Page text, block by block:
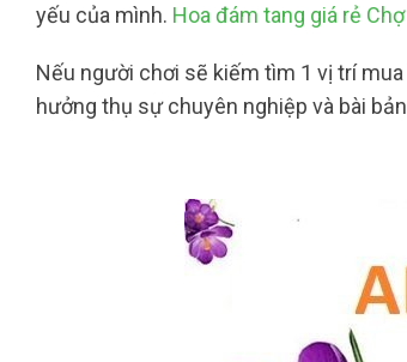
yếu của mình. Hoa đám tang giá rẻ
Nếu người chơi sẽ kiếm tìm 1 vị trí
hưởng thụ sự chuyên nghiệp và bài